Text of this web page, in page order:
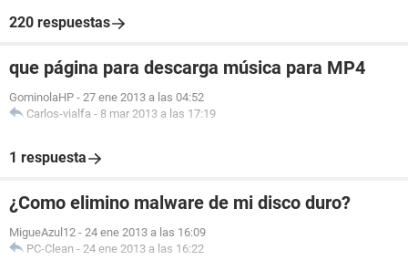
220 respuestas
que página para descarga música para MP4
GominolaHP - 27 ene 2013 a las 04:52
Carlos-vialfa - 8 mar 2013 a las 17:19
1 respuesta
¿Como elimino malware de mi disco duro?
MigueAzul12 - 24 ene 2013 a las 16:09
PC-Clean - 24 ene 2013 a las 16:22